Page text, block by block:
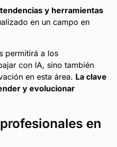
y herramientas
en un campo en
permitirá a los
con IA, sino también
en esta área. La clave
y evolucionar
en